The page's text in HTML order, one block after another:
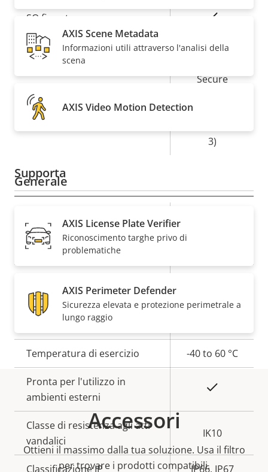
Descrizione
della
proprietà
della
proprietà
SO firmato
Avvio sicuro Sì
Secure keystore
Secure
EAL6+, FIPS
3)
Generale
della
proprietà
Valore
della
proprietà
Messa a fuoco remota
Zoom remoto
Archiviazione locale (slot per
scheda di memoria)
Temperatura di esercizio -40 to 60 °C
Pronta per l'utilizzo in
ambienti esterni
Classe di resistenza agli atti
vandalici
IK10
Classificazione IP IP66, IP67
AXIS Scene Metadata
Informazioni utili attraverso l'analisi della
scena
AXIS Video Motion Detection
Supporta
AXIS License Plate Verifier
Riconoscimento targhe privo di
problematiche
AXIS Perimeter Defender
Sicurezza elevata e protezione perimetrale a
lungo raggio
Accessori
Ottieni il massimo dalla tua soluzione. Usa il filtro
per trovare i prodotti compatibili.